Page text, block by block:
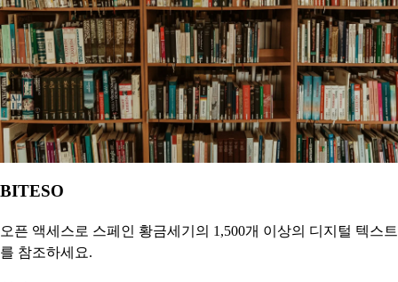
BITESO
오픈 액세스로 스페인 황금세기의 1,500개 이상의 디지털 텍스트
를 참조하세요.